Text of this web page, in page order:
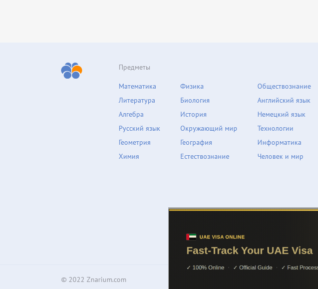
Предметы
Математика
Литература
Алгебра
Русский язык
Геометрия
Химия
Физика
Биология
История
Окружающий мир
География
Естествознание
Обществознание
Английский язык
Немецкий язык
Технологии
Информатика
Человек и мир
© 2022 Znarium.com